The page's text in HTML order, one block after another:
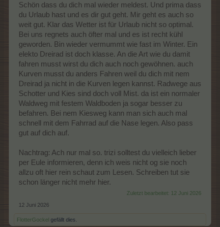
anfänglichen Problemen mit der Elektronik (der Händler war
super hilfsbereit!), fährt es nun endlich. Nur ich stelle mich total
ungeschickt an! Ich weiss nicht, wo mein Problem liegt, aber ich
schaffe es nicht, damit geradeaus zu fahren! Bei meinen
Übungsrunden rund um die Kirche bin ich in so ziemlich in
jeden Busch gefahren! Zuletzt ging es wenigstens im absoluten
Schritttempo! Allerdings musste ich mich an mein normales E-
Seele und total glücklich miteinander! Mit ihm habe ich auch in
meiner ersten Urlaubswoche eine schöne Tour an der Ostsee,
am Geltinger Birk, unternommen. Allerdings waren die Radwege
suboptimal (Meistens Schotter oder Kies) und mit Gegenwind
es trotzdem! Nächstes Mal fahre ich vielleicht anders herum,
dann habe ich am Wasser Rückenwind!
Ansonsten gibt es nichts Neues zu erzählen. Ich bin gesund und
Ich hoffe, bei euch ist alles halbwegs im grünen Bereich?
können wir uns wieder vorher treffen?
Schön dass du dich mal wieder meldest. Und prima dass
du Urlaub hast und es dir gut geht. Mir geht es auch so
weit gut. Klar das Wetter ist für Urlaub nicht so optimal.
Bei uns regnets auch öfter mal und es ist recht kühl
geworden. Bin wieder vermummt wie fast im Winter. Ein
elekto Dreirad ist doch klasse. An die Art wie du damit
fahren musst wirst du dich auch noch gewöhnen. auch
Kurven musst du anders Fahren weil du dich mit nem
Dreirad ja nicht in die Kurven legen kannst. Radwege aus
Schotter und Kies sind doch voll Mist. da ist ein normaler
Waldweg mit festem Waldboden ja sogar besser zu
befahren. Bei nem Kiesweg kann man sich auch mal
schnell mit dem Fahrrad auf die Nase legen. Also pass
gut auf dich auf.
Nachtrag: Ach nur mal so. trizi solltest du vielleich lieber
per Eule informieren, denn ich weis nicht og sie noch
allzu oft hier rein schaut zum Lesen. Schreiben tut sie
schon länger nicht mehr hier.
Zuletzt bearbeitet: 12 Juni 2026
12 Juni 2026
FlotterGockel gefällt dies.